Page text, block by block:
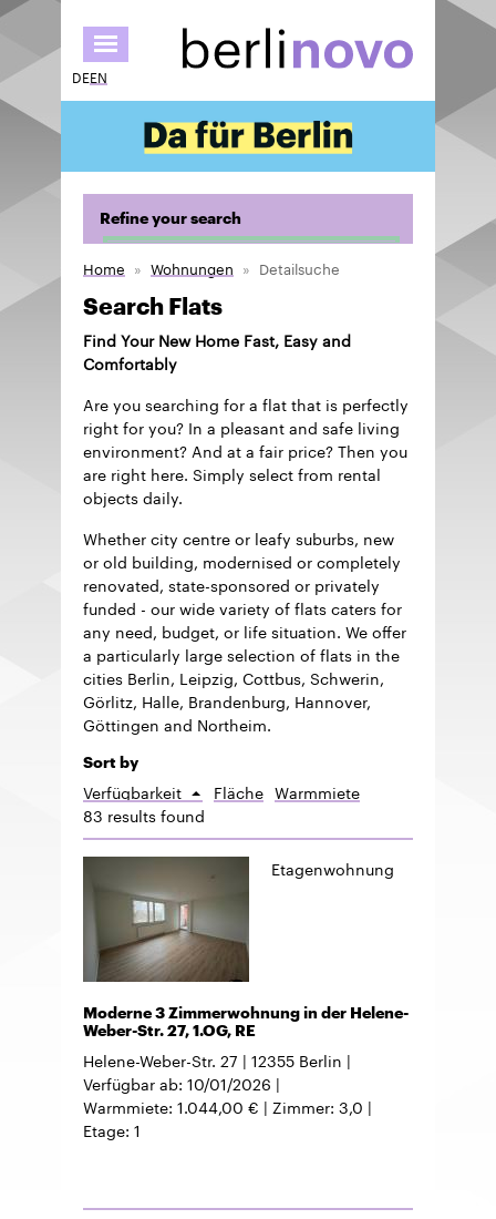
to
main
DEEN
Refine your search
Home Wohnungen Detailsuche
Search Flats
Find Your New Home Fast, Easy and
Comfortably
Are you searching for a flat that is perfectly
right for you? In a pleasant and safe living
environment? And at a fair price? Then you
are right here. Simply select from rental
objects daily.
Whether city centre or leafy suburbs, new
or old building, modernised or completely
renovated, state-sponsored or privately
funded - our wide variety of flats caters for
any need, budget, or life situation. We offer
a particularly large selection of flats in the
cities Berlin, Leipzig, Cottbus, Schwerin,
Görlitz, Halle, Brandenburg, Hannover,
Göttingen and Northeim.
Sort by
Verfügbarkeit Sort
ascending
Fläche Warmmiete
83 results found
Etagenwohnung
Moderne 3 Zimmerwohnung in der Helene-
Weber-Str. 27, 1.OG, RE
Helene-Weber-Str. 27 12355 Berlin
Verfügbar ab 10/01/2026
Warmmiete 1.044,00 € Zimmer 3,0
Etage 1